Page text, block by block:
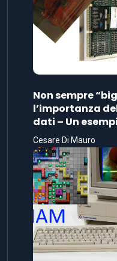
Non sempre
l’importanza
dati – Un
Cesare Di Mauro